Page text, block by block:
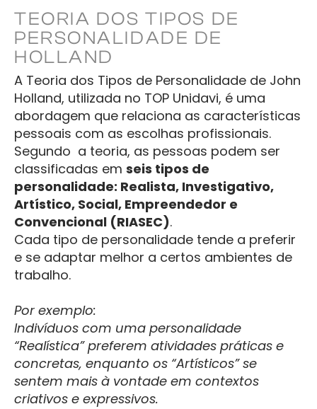
TEORIA DOS TIPOS DE
PERSONALIDADE DE
HOLLAND
A Teoria dos Tipos de Personalidade de John
Holland, utilizada no TOP Unidavi, é uma
abordagem que relaciona as características
pessoais com as escolhas profissionais.
Segundo a teoria, as pessoas podem ser
classificadas em seis tipos de
personalidade: Realista, Investigativo,
Artístico, Social, Empreendedor e
Convencional (RIASEC).
Cada tipo de personalidade tende a preferir
e se adaptar melhor a certos ambientes de
trabalho.
Por exemplo:
Indivíduos com uma personalidade
“Realística” preferem atividades práticas e
concretas, enquanto os “Artísticos” se
sentem mais à vontade em contextos
criativos e expressivos.